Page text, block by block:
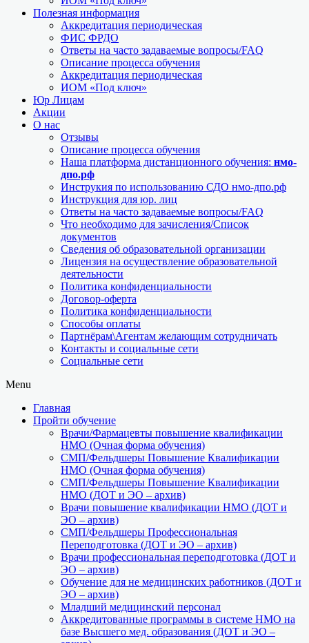
Полезная информация
Аккредитация периодическая
ФИС ФРДО
Ответы на часто задаваемые вопросы/FAQ
Описание процесса обучения
Аккредитация периодическая
ИОМ «Под ключ»
Юр Лицам
Акции
О нас
Отзывы
Описание процесса обучения
Наша платформа дистанционного обучения: нмо-
дпо.рф
Инструкия по использованию СДО нмо-дпо.рф
Инструкция для юр. лиц
Ответы на часто задаваемые вопросы/FAQ
Что необходимо для зачисления/Список
документов
Сведения об образовательной организации
Лицензия на осуществление образовательной
деятельности
Политика конфиденциальности
Договор-оферта
Политика конфиденциальности
Способы оплаты
Партнёрам\Агентам желающим сотрудничать
Контакты и социальные сети
Социальные сети
Menu
Главная
Пройти обучение
Врачи/Фармацевты повышение квалификации
НМО (Очная форма обучения)
СМП/Фельдшеры Повышение Квалификации
НМО (Очная форма обучения)
СМП/Фельдшеры Повышение Квалификации
НМО (ДОТ и ЭО – архив)
Врачи повышение квалификации НМО (ДОТ и
ЭО – архив)
СМП/Фельдшеры Профессиональная
Переподготовка (ДОТ и ЭО – архив)
Врачи профессиональная переподготовка (ДОТ и
ЭО – архив)
Обучение для не медицинских работников (ДОТ и
ЭО – архив)
Младший медицинский персонал
Аккредитованные программы в системе НМО на
базе Высшего мед. образования (ДОТ и ЭО –